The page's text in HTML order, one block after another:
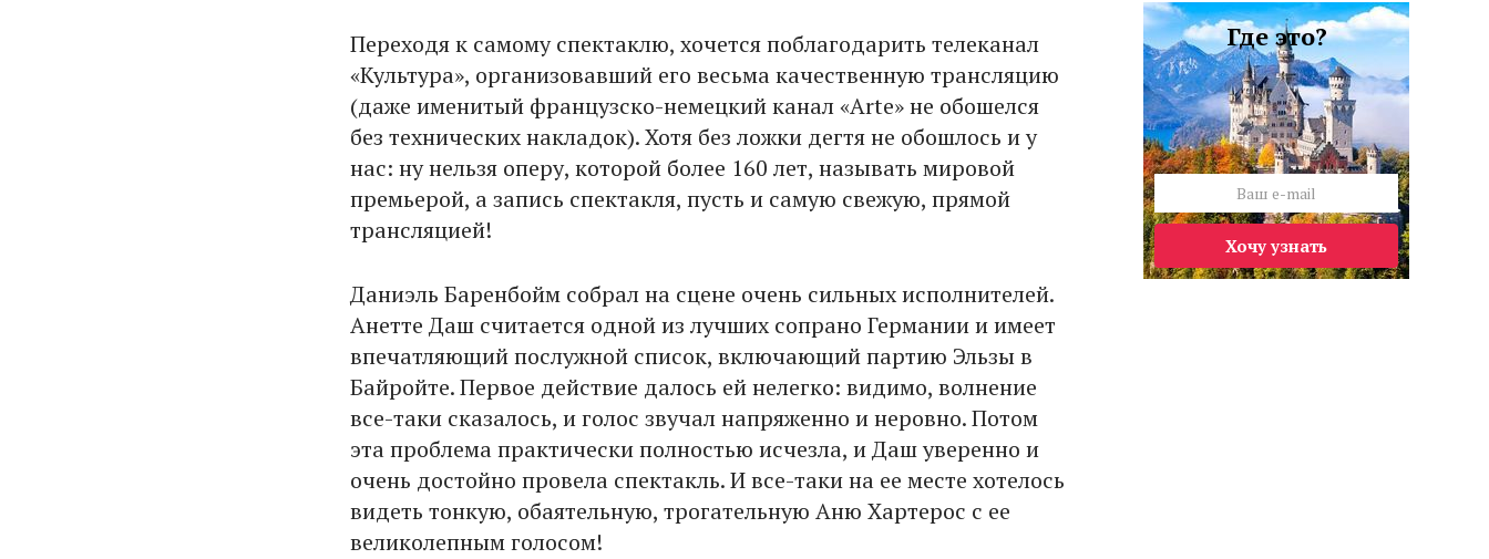
Переходя к самому спектаклю, хочется поблагодарить телеканал
«Культура», организовавший его весьма качественную трансляцию
(даже именитый французско-немецкий канал «Arte» не обошелся
без технических накладок). Хотя без ложки дегтя не обошлось и у
нас: ну нельзя оперу, которой более 160 лет, называть мировой
премьерой, а запись спектакля, пусть и самую свежую, прямой
трансляцией!
Даниэль Баренбойм собрал на сцене очень сильных исполнителей.
Анетте Даш считается одной из лучших сопрано Германии и имеет
впечатляющий послужной список, включающий партию Эльзы в
Байройте. Первое действие далось ей нелегко: видимо, волнение
все-таки сказалось, и голос звучал напряженно и неровно. Потом
эта проблема практически полностью исчезла, и Даш уверенно и
очень достойно провела спектакль. И все-таки на ее месте хотелось
видеть тонкую, обаятельную, трогательную Аню Хартерос с ее
великолепным голосом!
Где это?
Хочу узнать